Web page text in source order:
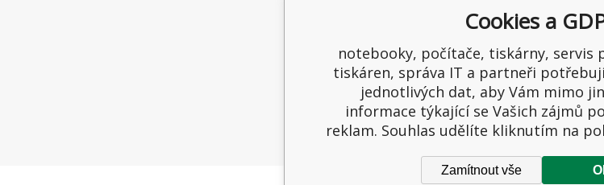
Obchodní podmínky
Ochrana osobních
Řešení nedostatků,
Kontaktní formulář
Cookies a
notebooky, počítače, tiskárny, servis
tiskáren, správa IT a partneři
jednotlivých dat, aby Vám mimo
informace týkající se Vašich zájmů
reklam. Souhlas udělíte kliknutím na
Zamítnout vše